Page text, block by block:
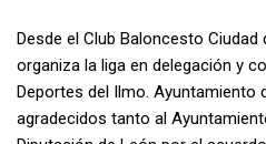
Desde el Club Baloncesto Ciudad
organiza la liga en delegación y
Deportes del Ilmo. Ayuntamiento
agradecidos tanto al